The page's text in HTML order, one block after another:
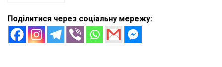
Поділитися через соціальну мережу: